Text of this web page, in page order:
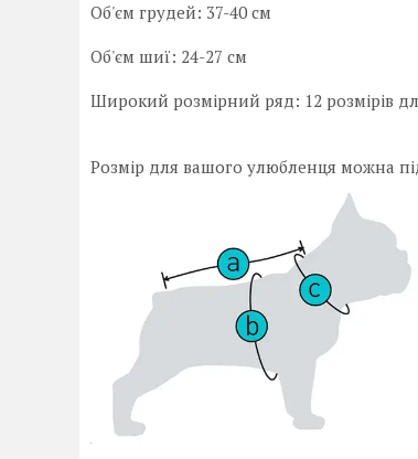
Об'єм грудей: 37-40 см
Об'єм шиї: 24-27 см
Широкий розмірний ряд: 12 розмірів
Розмір для вашого улюбленця можна